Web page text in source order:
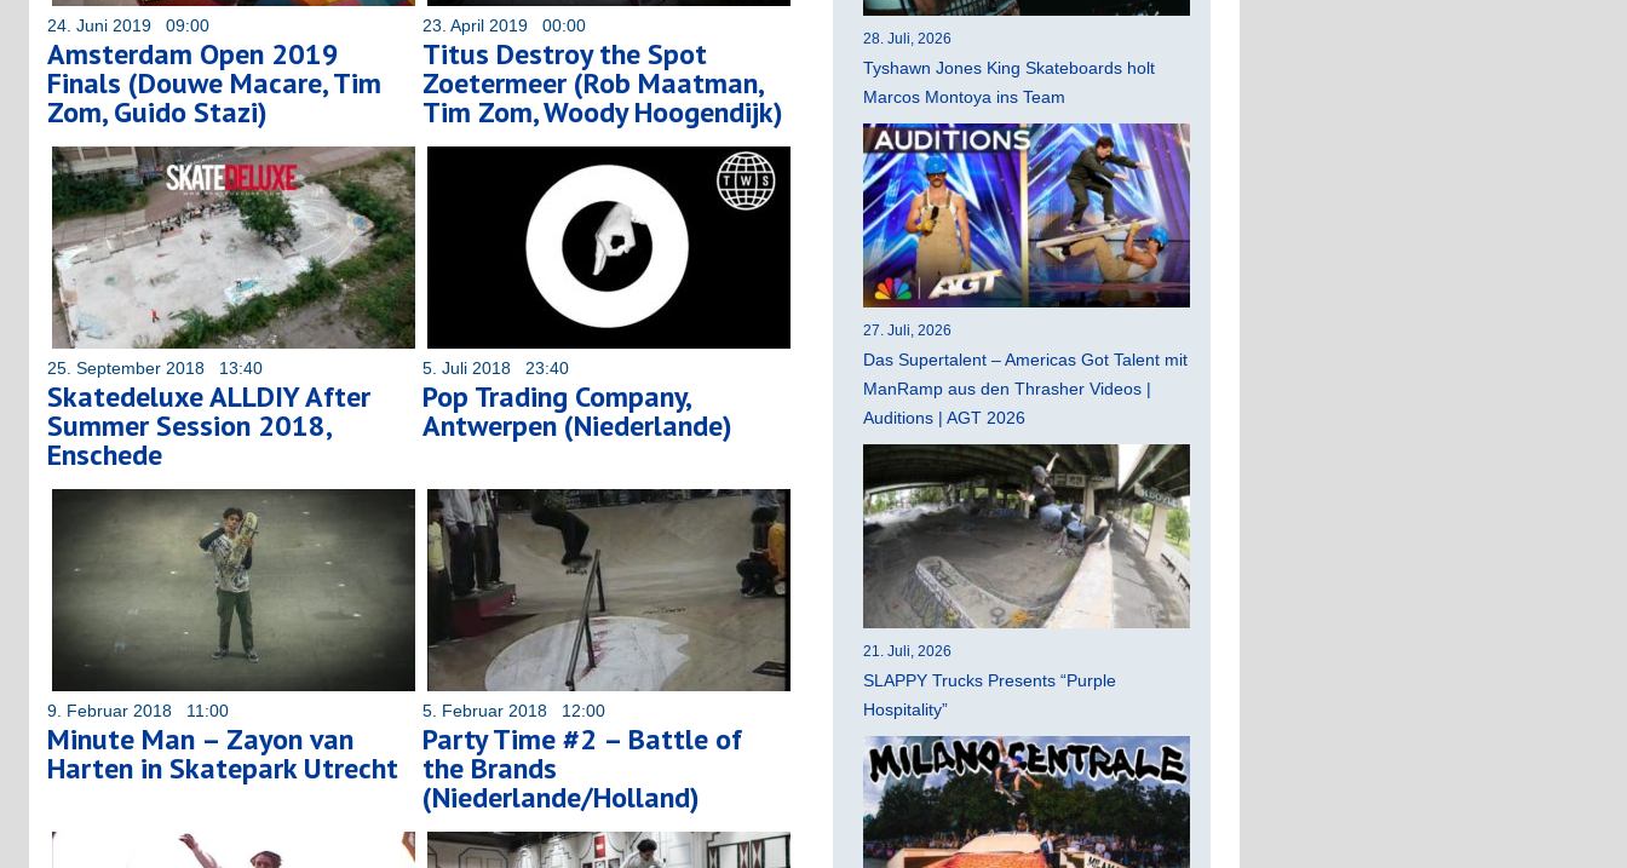
24. Juni 2019 09:00
Amsterdam Open 2019
Finals (Douwe Macare, Tim
Zom, Guido Stazi)
23. April 2019 00:00
Titus Destroy the Spot
Zoetermeer (Rob Maatman,
Tim Zom, Woody Hoogendijk)
25. September 2018 13:40
Skatedeluxe ALLDIY After
Summer Session 2018,
Enschede
5. Juli 2018 23:40
Pop Trading Company,
Antwerpen (Niederlande)
9. Februar 2018 11:00
Minute Man – Zayon van
Harten in Skatepark Utrecht
5. Februar 2018 12:00
Party Time #2 – Battle of
the Brands
(Niederlande/Holland)
28. Juli, 2026
Tyshawn Jones King Skateboards holt
Marcos Montoya ins Team
27. Juli, 2026
Das Supertalent – Americas Got Talent mit
ManRamp aus den Thrasher Videos |
Auditions | AGT 2026
21. Juli, 2026
SLAPPY Trucks Presents “Purple
Hospitality”